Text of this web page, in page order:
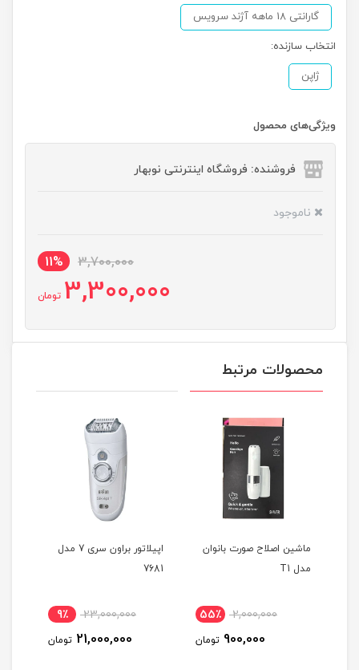
گارانتی 18 ماهه آژند سرویس
انتخاب سازنده:
ژاپن
ویژگی‌های محصول
فروشنده: فروشگاه اینترنتی نوبهار
ناموجود
3,700,000
11%
3,300,000 تومان
محصولات مرتبط
ماشین اصلاح صورت بانوان
مدل T1
2,000,000 55٪
900,000 تومان
اپیلاتور براون سری 7 مدل
7681
23,000,000 9٪
21,000,000 تومان